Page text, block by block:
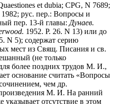
et dubia; CPG, N 7689;
1982; рус. пер.: Вопросы и
пер. 13-й главы: Дунаев.
1952. P. 26. N 13) или до
N 5); содержат серию
мест из Свящ. Писания и св.
(не только
более поздних трудов М. И.,
основание считать «Вопросы
чем др.
М. И. На ранний
отсутствие в этом